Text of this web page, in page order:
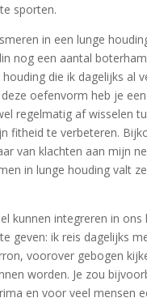
sporten.
in een lunge
nog een aantal
die ik dagelijks al
oefenvorm heb je
regelmatig af wisselen
fitheid te verbeteren.
van klachten aan mijn
in lunge houding valt
kunnen integreren in
geven: ik reis dagelijks
voorover gebogen
worden. Je zou
en voor veel mensen